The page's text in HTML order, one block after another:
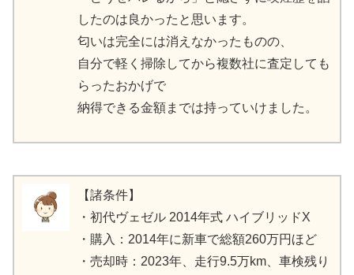
したのは良かったと思います。
匂いは完全には消えなかったものの、
自分で軽く掃除してから複数社に査定しても
らったおかげで
納得できる金額までは持っていけました。
【諸条件】
・初代ヴェゼル 2014年式 ハイブリッドX
・購入：2014年に新車で総額260万円ほど
・売却時：2023年、走行9.5万km、車検残り